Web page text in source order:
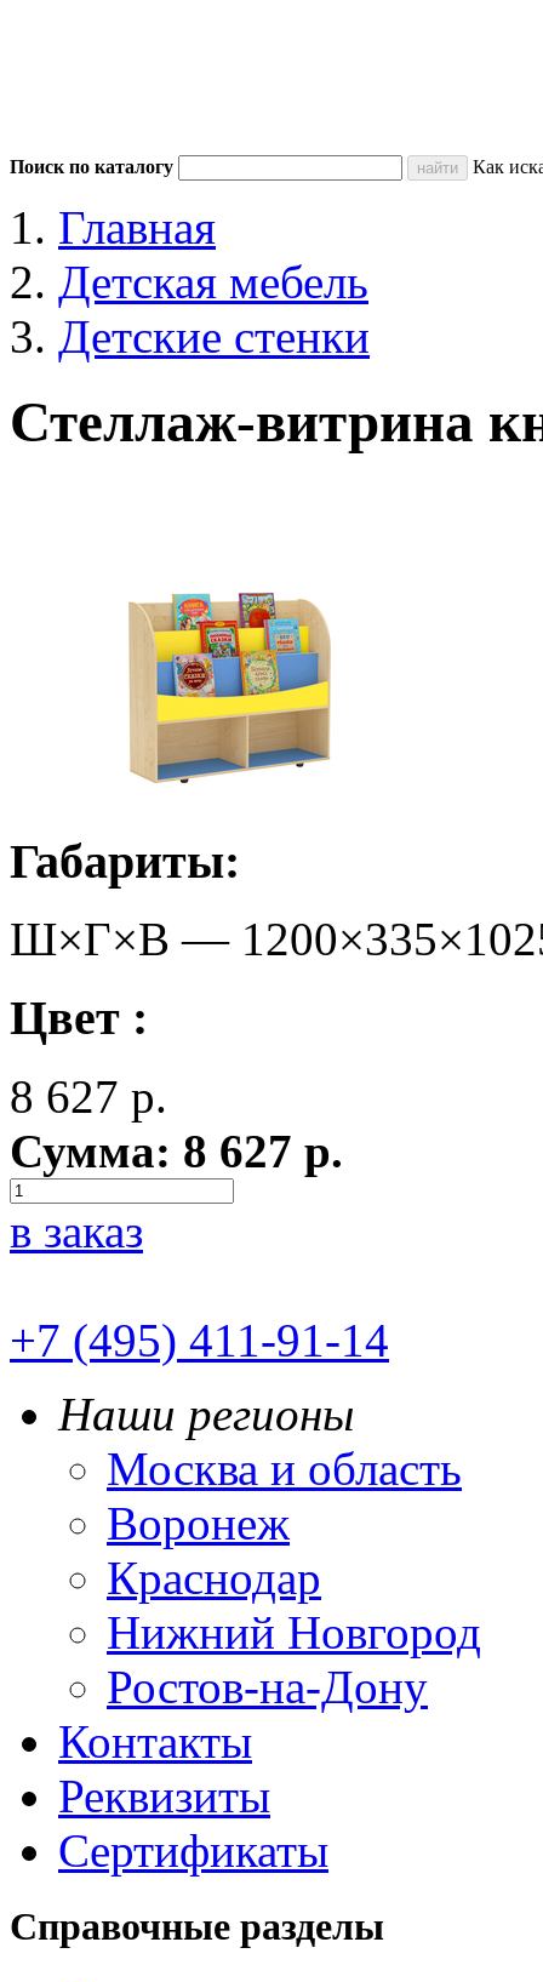
Поиск по каталогу Как
Главная
Детская мебель
Детские стенки
Стеллаж-витрина
Габариты:
Ш×Г×В — 1200×335×
Цвет :
8 627 р.
Сумма: 8 627 р.
в заказ
+7 (495) 411-91-14
Наши регионы
Москва и область
Воронеж
Краснодар
Нижний Новгород
Ростов-на-Дону
Контакты
Реквизиты
Сертификаты
Справочные разделы